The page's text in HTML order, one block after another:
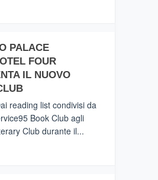
PALACE
FOUR
IL NUOVO
reading list condivisi da
Book Club agli
Club durante il...